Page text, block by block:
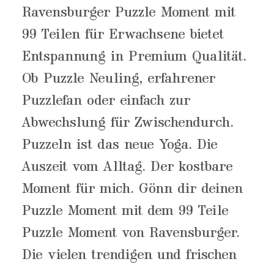
Ravensburger Puzzle Moment mit
99 Teilen für Erwachsene bietet
Entspannung in Premium Qualität.
Ob Puzzle Neuling, erfahrener
Puzzlefan oder einfach zur
Abwechslung für Zwischendurch.
Puzzeln ist das neue Yoga. Die
Auszeit vom Alltag. Der kostbare
Moment für mich. Gönn dir deinen
Puzzle Moment mit dem 99 Teile
Puzzle Moment von Ravensburger.
Die vielen trendigen und frischen